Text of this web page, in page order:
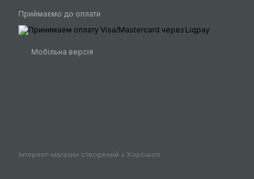
Приймаємо до оплати
Мобільна версія
Інтернет-магазин створений з Хорошоп